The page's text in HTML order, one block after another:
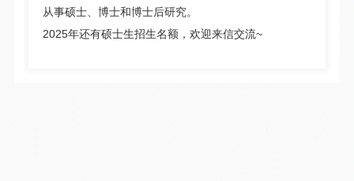
从事硕士、博士和博士后研究。
2025年还有硕士生招生名额，欢迎来信交流~